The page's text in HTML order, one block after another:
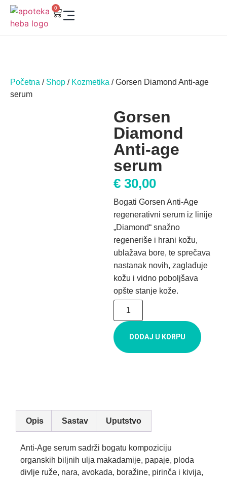
0
Početna / Shop / Kozmetika / Gorsen Diamond Anti-age
serum
Gorsen
Diamond
Anti-age
serum
€ 30,00
Bogati Gorsen Anti-Age
regenerativni serum iz linije
„Diamond“ snažno
regeneriše i hrani kožu,
ublažava bore, te sprečava
nastanak novih, zaglađuje
kožu i vidno poboljšava
opšte stanje kože.
DODAJ U KORPU
Opis Sastav Uputstvo
Anti-Age serum sadrži bogatu kompoziciju
organskih biljnih ulja makadamije, papaje, ploda
divlje ruže, nara, avokada, boražine, pirinča i kivija,